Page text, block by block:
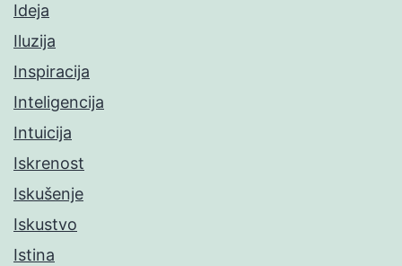
Ideja
Iluzija
Inspiracija
Inteligencija
Intuicija
Iskrenost
Iskušenje
Iskustvo
Istina